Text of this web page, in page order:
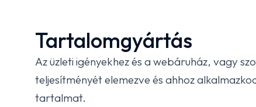
Tartalomgyártás
Az üzleti igényekhez és a webáruház, vagy
teljesítményét elemezve és ahhoz
tartalmat.